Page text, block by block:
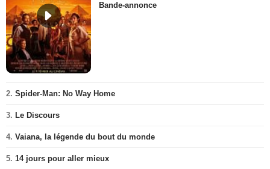
Bande-annonce
2. Spider-Man: No Way Home
3. Le Discours
4. Vaiana, la légende du bout du monde
5. 14 jours pour aller mieux